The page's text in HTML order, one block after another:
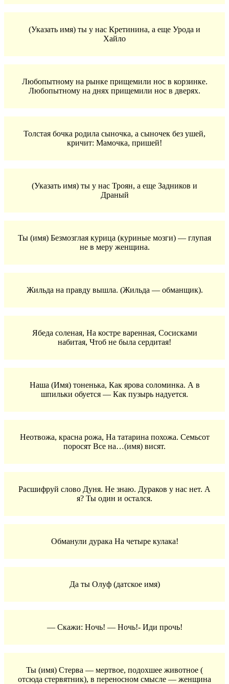
(Указать имя) ты у нас Кретинина, а еще Урода и
Хайло
Любопытному на рынке прищемили нос в корзинке.
Любопытному на днях прищемили нос в дверях.
Толстая бочка родила сыночка, а сыночек без ушей,
кричит: Мамочка, пришей!
(Указать имя) ты у нас Троян, а еще Задников и
Драный
Ты (имя) Безмозглая курица (куриные мозги) — глупая
не в меру женщина.
Жильда на правду вышла. (Жильда — обманщик).
Ябеда соленая, На костре варенная, Сосисками
набитая, Чтоб не была сердитая!
Наша (Имя) тоненька, Как ярова соломинка. А в
шпильки обуется — Как пузырь надуется.
Неотвожа, красна рожа, На татарина похожа. Семьсот
поросят Все на…(имя) висят.
Расшифруй слово Дуня. Не знаю. Дураков у нас нет. А
я? Ты один и остался.
Обманули дурака На четыре кулака!
Да ты Олуф (датское имя)
— Скажи: Ночь! — Ночь!- Иди прочь!
Ты (имя) Стерва — мертвое, подохшее животное (
отсюда стервятник), в переносном смысле — женщина